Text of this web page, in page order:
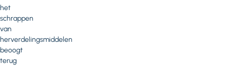
het
schrappen
van
herverdelingsmiddelen
beoogt
terug